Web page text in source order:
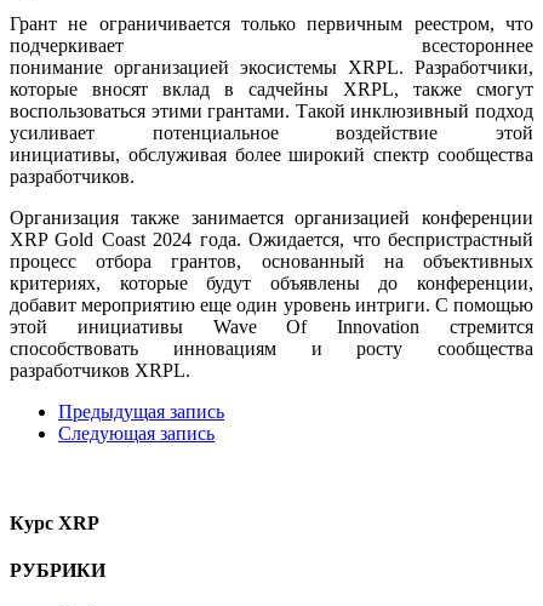
Грант не ограничивается только первичным реестром, что
подчеркивает всестороннее
понимание организацией экосистемы XRPL. Разработчики,
которые вносят вклад в садчейны XRPL, также смогут
воспользоваться этими грантами. Такой инклюзивный подход
усиливает потенциальное воздействие этой
инициативы, обслуживая более широкий спектр сообщества
разработчиков.
Организация также занимается организацией конференции
XRP Gold Coast 2024 года. Ожидается, что беспристрастный
процесс отбора грантов, основанный на объективных
критериях, которые будут объявлены до конференции,
добавит мероприятию еще один уровень интриги. С помощью
этой инициативы Wave Of Innovation стремится
способствовать инновациям и росту сообщества
разработчиков XRPL.
Предыдущая запись
Следующая запись
Курс XRP
РУБРИКИ